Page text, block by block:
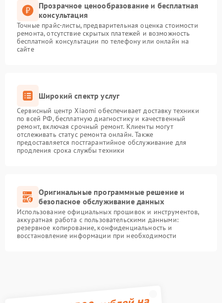
Прозрачное ценообразование и бесплатная
консультация
Точные прайс-листы, предварительная оценка стоимости
ремонта, отсутствие скрытых платежей и возможность
бесплатной консультации по телефону или онлайн на
сайте
Широкий спектр услуг
Сервисный центр Xiaomi обеспечивает доставку техники
по всей РФ, бесплатную диагностику и качественный
ремонт, включая срочный ремонт. Клиенты могут
отслеживать статус ремонта онлайн. Также
предоставляется постгарантийное обслуживание для
продления срока службы техники
Оригинальные программные решение и
безопасное обслуживание данных
Использование официальных прошивок и инструментов,
аккуратная работа с пользовательскими данными:
резервное копирование, конфиденциальность и
восстановление информации при необходимости